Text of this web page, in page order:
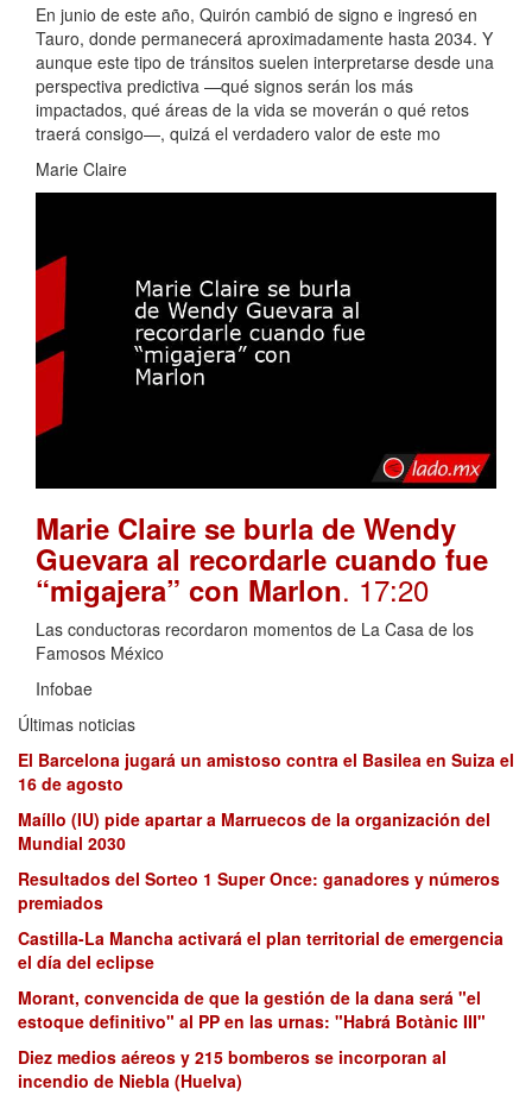
En junio de este año, Quirón cambió de signo e ingresó en
Tauro, donde permanecerá aproximadamente hasta 2034. Y
aunque este tipo de tránsitos suelen interpretarse desde una
perspectiva predictiva —qué signos serán los más
impactados, qué áreas de la vida se moverán o qué retos
traerá consigo—, quizá el verdadero valor de este mo
Marie Claire
Marie Claire se burla de Wendy
Guevara al recordarle cuando fue
“migajera” con Marlon. 17:20
Las conductoras recordaron momentos de La Casa de los
Famosos México
Infobae
Últimas noticias
El Barcelona jugará un amistoso contra el Basilea en Suiza el
16 de agosto
Maíllo (IU) pide apartar a Marruecos de la organización del
Mundial 2030
Resultados del Sorteo 1 Super Once: ganadores y números
premiados
Castilla-La Mancha activará el plan territorial de emergencia
el día del eclipse
Morant, convencida de que la gestión de la dana será "el
estoque definitivo" al PP en las urnas: "Habrá Botànic III"
Diez medios aéreos y 215 bomberos se incorporan al
incendio de Niebla (Huelva)